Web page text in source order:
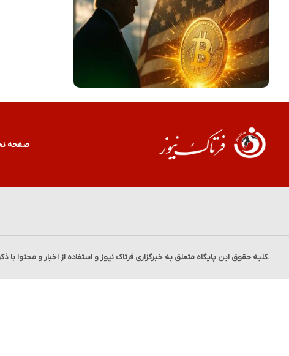
صفحه
.کلیه حقوق این پایگاه متعلق به خبرگزاری فرتاک نیوز و استفاده از اخبار و محتوا با